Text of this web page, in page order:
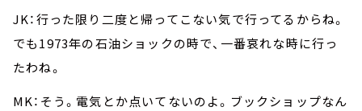
JK：行った限り二度と帰ってこない気で行ってるからね。
でも1973年の石油ショックの時で、一番哀れな時に行っ
たわね。
MK：そう。電気とか点いてないのよ。ブックショップなん